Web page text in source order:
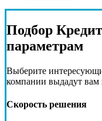
Подбор
параметрам
Выберите
компании выдадут вам
Скорость решения